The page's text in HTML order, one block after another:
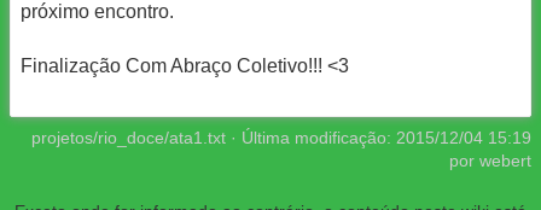
próximo encontro.
Finalização Com Abraço Coletivo!!! <3
projetos/rio_doce/ata1.txt · Última modificação: 2015/12/04 15:19
por webert